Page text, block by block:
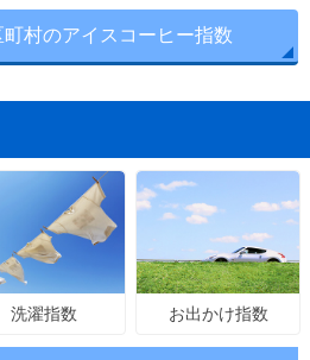
村のアイスコーヒー指数
洗濯指数 お出かけ指数